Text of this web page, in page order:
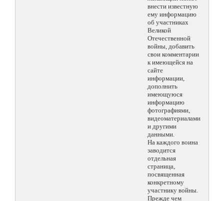
внести известную
ему информацию
об участниках
Великой
Отечественной
войны, добавить
свои комментарии
к имеющейся на
сайте
информации,
дополнить
имеющуюся
информацию
фотографиями,
видеоматериалами
и другими
данными.
На каждого воина
заводится
отдельная
страница,
посвященная
конкретному
участнику войны.
Прежде чем